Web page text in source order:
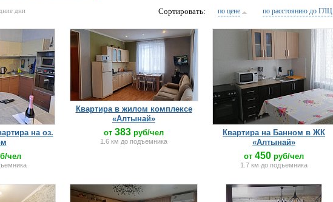
по расстоянию до ГЛЦ
по цене
Сортировать:
дни
на оз.
чел
Квартира в жилом комплексе
«Алтынай»
от 383 руб/чел
1.6 км до подъемника
Квартира на Банном в ЖК
«Алтынай»
от 450 руб/чел
1.7 км до подъемника